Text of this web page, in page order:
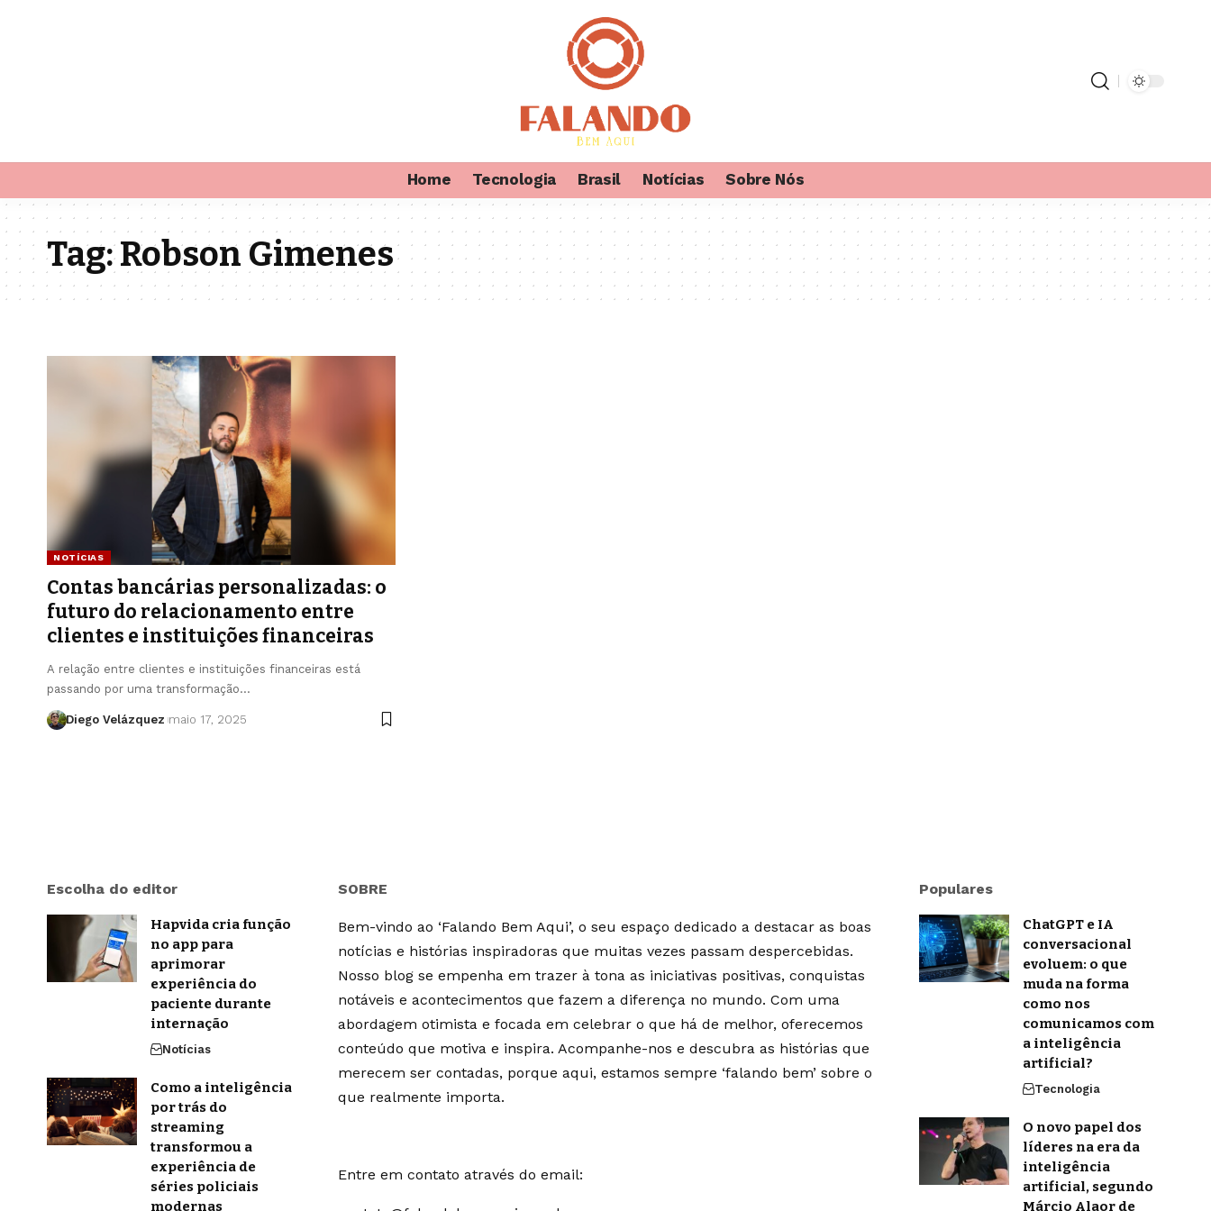
Home Tecnologia Brasil Notícias Sobre Nós
Tag:Robson Gimenes
NOTÍCIAS
Contas bancárias personalizadas: o
futuro do relacionamento entre
clientes e instituições financeiras
A relação entre clientes e instituições financeiras está
passando por uma transformação…
Diego Velázquez maio 17, 2025
Escolha do editor
Hapvida cria função
no app para
aprimorar
experiência do
paciente durante
internação
Notícias
Como a inteligência
por trás do
streaming
transformou a
experiência de
séries policiais
modernas
SOBRE
Bem-vindo ao ‘Falando Bem Aqui’, o seu espaço dedicado a destacar as boas
notícias e histórias inspiradoras que muitas vezes passam despercebidas.
Nosso blog se empenha em trazer à tona as iniciativas positivas, conquistas
notáveis e acontecimentos que fazem a diferença no mundo. Com uma
abordagem otimista e focada em celebrar o que há de melhor, oferecemos
conteúdo que motiva e inspira. Acompanhe-nos e descubra as histórias que
merecem ser contadas, porque aqui, estamos sempre ‘falando bem’ sobre o
que realmente importa.
Entre em contato através do email:
Populares
ChatGPT e IA
conversacional
evoluem: o que
muda na forma
como nos
comunicamos com
a inteligência
artificial?
Tecnologia
O novo papel dos
líderes na era da
inteligência
artificial, segundo
Márcio Alaor de